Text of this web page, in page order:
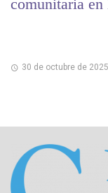
comunitaria
30 de octubre de 2025